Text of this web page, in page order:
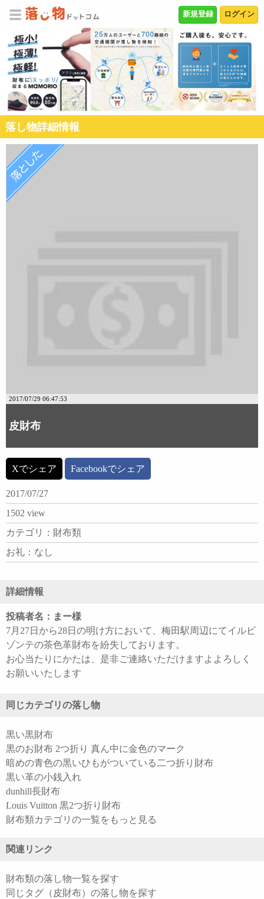
ログイン
新規登録
落し物詳細情報
2017/07/29 06:47:53
皮財布
Xでシェア Facebookでシェア
2017/07/27
1502 view
カテゴリ：財布類
お礼：なし
詳細情報
投稿者名：まー様
7月27日から28日の明け方において、梅田駅周辺にてイルビ
ゾンテの茶色革財布を紛失しております。
お心当たりにかたは、是非ご連絡いただけますよよろしく
お願いいたします
同じカテゴリの落し物
黒い黒財布
黒のお財布 2つ折り 真ん中に金色のマーク
暗めの青色の黒いひもがついている二つ折り財布
黒い革の小銭入れ
dunhill長財布
Louis Vuitton 黒2つ折り財布
財布類カテゴリの一覧をもっと見る
関連リンク
財布類の落し物一覧を探す
同じタグ（皮財布）の落し物を探す